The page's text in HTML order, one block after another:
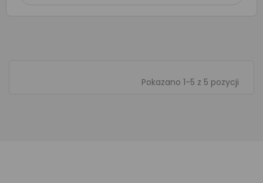
Pokazano 1-5 z 5 pozycji